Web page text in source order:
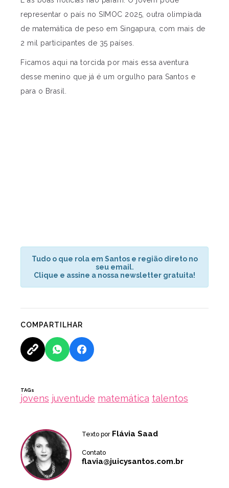
representar o país no SIMOC 2025, outra olimpíada
de matemática de peso em Singapura, com mais de
2 mil participantes de 35 países.
Ficamos aqui na torcida por mais essa aventura
desse menino que já é um orgulho para Santos e
para o Brasil.
Tudo o que rola em Santos e região direto no
seu email.
Clique e assine a nossa newsletter gratuita!
COMPARTILHAR
TAGs
jovens juventude matemática talentos
Texto por Flávia Saad
Contato
flavia@juicysantos.com.br